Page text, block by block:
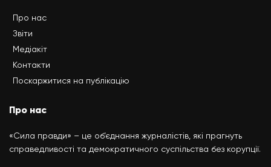
Про нас
Звіти
Медіакіт
Контакти
Поскаржитися на публікацію
Про нас
«Сила правди» – це об’єднання журналістів, які прагнуть
справедливості та демократичного суспільства без корупції.